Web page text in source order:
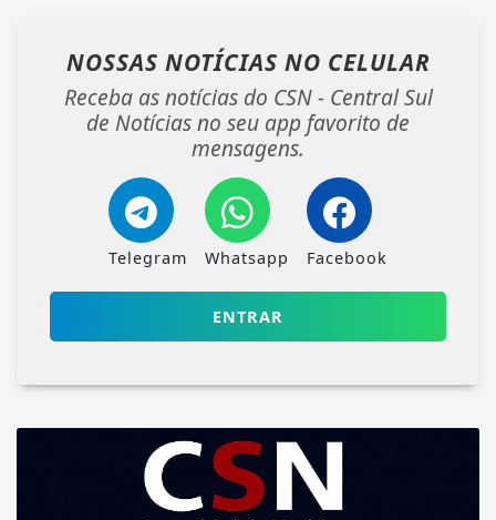
NOSSAS NOTÍCIAS NO CELULAR
Receba as notícias do CSN - Central Sul
de Notícias no seu app favorito de
mensagens.
Telegram Whatsapp Facebook
ENTRAR